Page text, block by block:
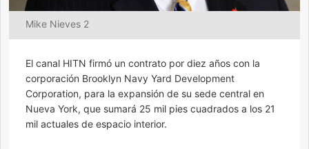
Mike Nieves 2
El canal HITN firmó un contrato por diez años con la
corporación Brooklyn Navy Yard Development
Corporation, para la expansión de su sede central en
Nueva York, que sumará 25 mil pies cuadrados a los 21
mil actuales de espacio interior.